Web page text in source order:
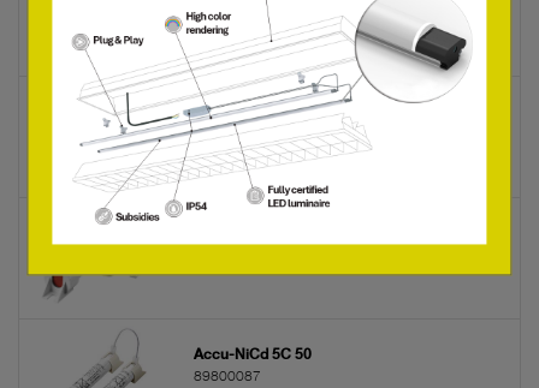
89800090
Accu-NiCd 5A 55
28002774
Accu-NiCd 5C 50
89800087